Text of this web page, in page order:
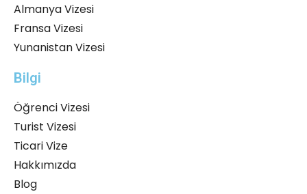
Almanya Vizesi
Fransa Vizesi
Yunanistan Vizesi
Bilgi
Öğrenci Vizesi
Turist Vizesi
Ticari Vize
Hakkımızda
Blog